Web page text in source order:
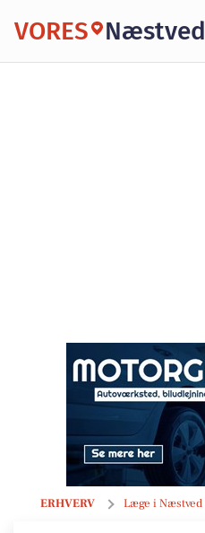
VORES Næstved
ERHVERV Læge i Næstved
Marcin Mrozowski MD